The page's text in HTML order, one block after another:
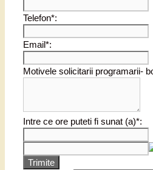
Telefon*:
Email*:
Motivele solicitarii programarii-
Intre ce ore puteti fi sunat (a)*:
Trimite